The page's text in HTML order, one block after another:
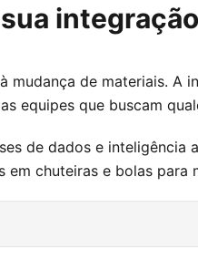
de materiais.
equipes que buscam
de dados e
chuteiras e bolas